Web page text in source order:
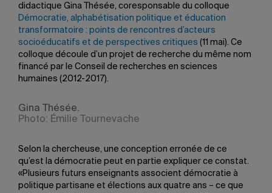
didactique Gina Thésée, coresponsable du colloque
Démocratie, alphabétisation politique et éducation
transformatoire : points de rencontres d’acteurs
socioéducatifs et de perspectives critiques (11 mai). Ce
colloque découle d’un projet de recherche du même nom
financé par le Conseil de recherches en sciences
humaines (2012-2017).
Gina Thésée.
Photo: Émilie Tournevache
Selon la chercheuse, une conception erronée de ce
qu’est la démocratie peut en partie expliquer ce constat.
«Plusieurs futurs enseignants associent démocratie à
politique partisane et élections aux quatre ans – ce que